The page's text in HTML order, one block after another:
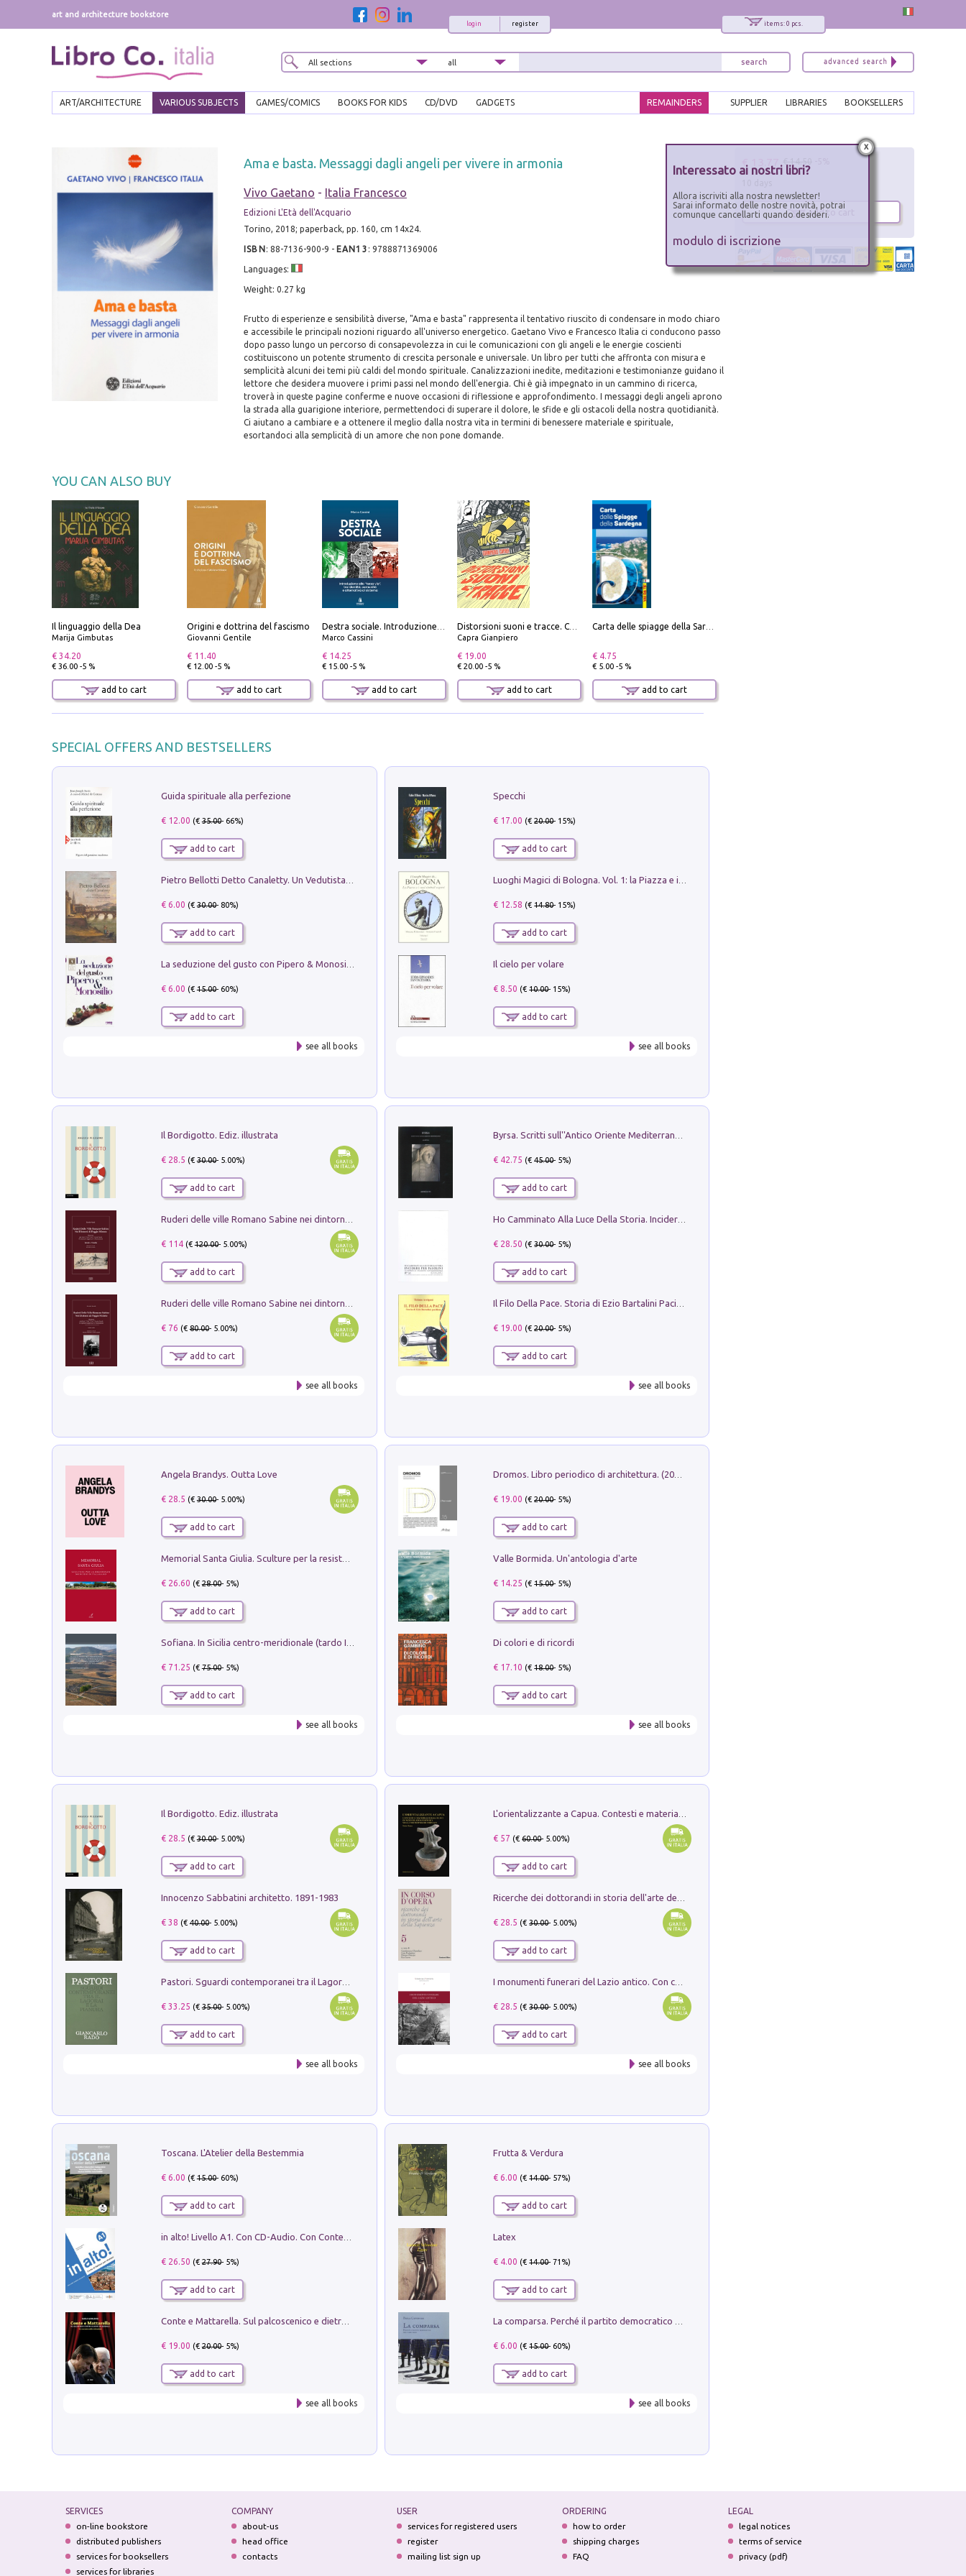
art and architecture bookstore
items: 0 pcs.
register
login
ART/ARCHITECTURE VARIOUS SUBJECTS GAMES/COMICS BOOKS FOR KIDS CD/DVD GADGETS BOOKSELLERS
LIBRARIES
SUPPLIER
REMAINDERS
Ama e basta. Messaggi dagli angeli per vivere in armonia
Vivo Gaetano - Italia Francesco
Edizioni L'Età dell'Acquario
Torino, 2018; paperback, pp. 160, cm 14x24.
ISBN : 88-7136-900-9 - EAN13 : 9788871369006
Languages:
Weight: 0.27 kg
Frutto di esperienze e sensibilità diverse, "Ama e basta" rappresenta il tentativo riuscito di condensare in modo chiaro
e accessibile le principali nozioni riguardo all'universo energetico. Gaetano Vivo e Francesco Italia ci conducono passo
dopo passo lungo un percorso di consapevolezza in cui le comunicazioni con gli angeli e le energie coscienti
costituiscono un potente strumento di crescita personale e universale. Un libro per tutti che affronta con misura e
semplicità alcuni dei temi più caldi del mondo spirituale. Canalizzazioni inedite, meditazioni e testimonianze guidano il
lettore che desidera muovere i primi passi nel mondo dell'energia. Chi è già impegnato in un cammino di ricerca,
troverà in queste pagine conferme e nuove occasioni di riflessione e approfondimento. I messaggi degli angeli aprono
la strada alla guarigione interiore, permettendoci di superare il dolore, le sfide e gli ostacoli della nostra quotidianità.
Ci aiutano a cambiare e a ottenere il meglio dalla nostra vita in termini di benessere materiale e spirituale,
esortandoci alla semplicità di un amore che non pone domande.
YOU CAN ALSO BUY
Il linguaggio della Dea
Marija Gimbutas
€ 34.20
€ 36.00 -5 %
add to cart
Origini e dottrina del fascismo
Giovanni Gentile
€ 11.40
€ 12.00 -5 %
add to cart
Marco Cassini
€ 14.25
€ 15.00 -5 %
add to cart
Capra Gianpiero
€ 19.00
€ 20.00 -5 %
add to cart
€ 4.75
€ 5.00 -5 %
add to cart
SPECIAL OFFERS AND BESTSELLERS
Guida spirituale alla perfezione
€ 12.00 (€35.00- 66%)
add to cart
€ 6.00 (€30.00- 80%)
add to cart
€ 6.00 (€15.00- 60%)
add to cart
see all books
Specchi
€ 17.00 (€20.00- 15%)
add to cart
€ 12.58 (€14.80- 15%)
add to cart
Il cielo per volare
€ 8.50 (€10.00- 15%)
add to cart
see all books
Il Bordigotto. Ediz. illustrata
€ 28.5 (€30.00- 5.00%)
add to cart
€ 114(€120.00- 5.00%)
add to cart
€ 76 (€80.00- 5.00%)
add to cart
see all books
€ 42.75 (€45.00- 5%)
add to cart
€ 28.50 (€30.00- 5%)
add to cart
€ 19.00 (€20.00- 5%)
add to cart
see all books
Angela Brandys. Outta Love
€ 28.5 (€30.00- 5.00%)
add to cart
Memorial Santa Giulia. Sculture per la resistenza Monchio di Palagano
€ 26.60 (€28.00- 5%)
add to cart
€ 71.25 (€75.00- 5%)
add to cart
see all books
€ 19.00 (€20.00- 5%)
add to cart
Valle Bormida. Un'antologia d'arte
€ 14.25 (€15.00- 5%)
add to cart
Di colori e di ricordi
€ 17.10 (€18.00- 5%)
add to cart
see all books
Il Bordigotto. Ediz. illustrata
€ 28.5 (€30.00- 5.00%)
add to cart
Innocenzo Sabbatini architetto. 1891-1983
€ 38 (€40.00- 5.00%)
add to cart
Pastori. Sguardi contemporanei tra il Lagorai e la pianura. Ediz. illustrata
€ 33.25 (€35.00- 5.00%)
add to cart
see all books
€ 57 (€60.00- 5.00%)
add to cart
€ 28.5 (€30.00- 5.00%)
add to cart
€ 28.5 (€30.00- 5.00%)
add to cart
see all books
Toscana. L'Atelier della Bestemmia
€ 6.00 (€15.00- 60%)
add to cart
€ 26.50 (€27.90- 5%)
add to cart
Conte e Mattarella. Sul palcoscenico e dietro le quinte del Quirinale. Un racconto sulle istituzioni
€ 19.00 (€20.00- 5%)
add to cart
see all books
Frutta & Verdura
€ 6.00 (€14.00- 57%)
add to cart
Latex
€ 4.00 (€14.00- 71%)
add to cart
€ 6.00 (€15.00- 60%)
add to cart
see all books
€ 13.77
add to cart
SERVICES
on-line bookstore
distributed publishers
services for booksellers
services for libraries
COMPANY
about-us
head office
contacts
USER
services for registered users
register
mailing list sign up
ORDERING
how to order
shipping charges
FAQ
LEGAL
legal notices
terms of service
privacy (pdf)
x
Interessato ai nostri libri?
Allora iscriviti alla nostra newsletter!
Sarai informato delle nostre novità, potrai
comunque cancellarti quando desideri.
modulo di iscrizione